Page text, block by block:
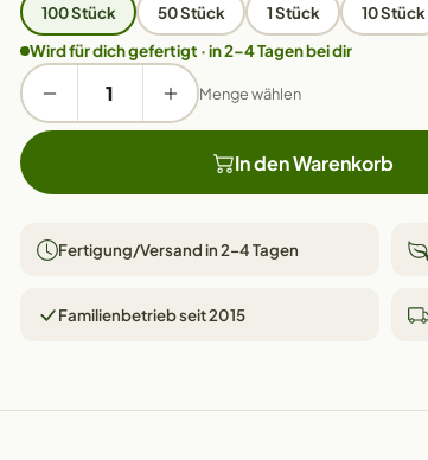
100 Stück 50 Stück 1 Stück 10 Stück
Wird für dich gefertigt · in 2–4 Tagen bei dir
Menge wählen
In den Warenkorb
Fertigung/Versand in 2–4 Tagen
Familienbetrieb seit 2015